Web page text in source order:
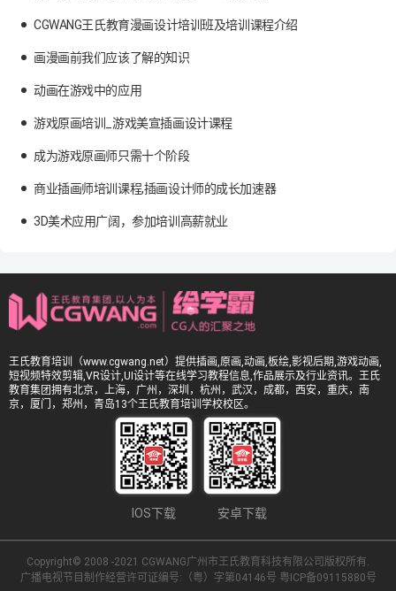
CGWANG王氏教育漫画设计培训班及培训课程介绍
画漫画前我们应该了解的知识
动画在游戏中的应用
游戏原画培训_游戏美宣插画设计课程
成为游戏原画师只需十个阶段
商业插画师培训课程,插画设计师的成长加速器
3D美术应用广阔，参加培训高薪就业
王氏教育培训（www.cgwang.net）提供插画,原画,动画,板绘,影视后期,游戏动画,
短视频特效剪辑,VR设计,UI设计等在线学习教程信息,作品展示及行业资讯。王氏
教育集团拥有北京，上海，广州，深圳，杭州，武汉，成都，西安，重庆，南
京，厦门，郑州，青岛13个王氏教育培训学校校区。
IOS下载 安卓下载
Copyright© 2008 -2021 CGWANG广州市王氏教育科技有限公司版权所有.
广播电视节目制作经营许可证编号:（粤）字第04146号 粤ICP备09115880号